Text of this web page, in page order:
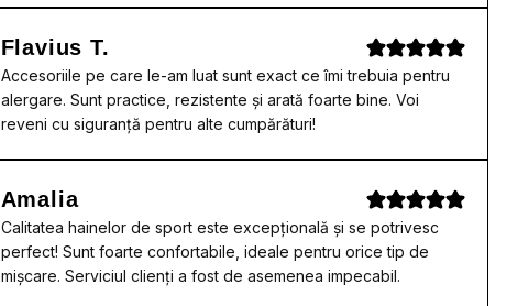
Flavius T.
Accesoriile pe care le-am luat sunt exact ce îmi trebuia pentru
alergare. Sunt practice, rezistente și arată foarte bine. Voi
reveni cu siguranță pentru alte cumpărături!
Amalia
Calitatea hainelor de sport este excepțională și se potrivesc
perfect! Sunt foarte confortabile, ideale pentru orice tip de
mișcare. Serviciul clienți a fost de asemenea impecabil.